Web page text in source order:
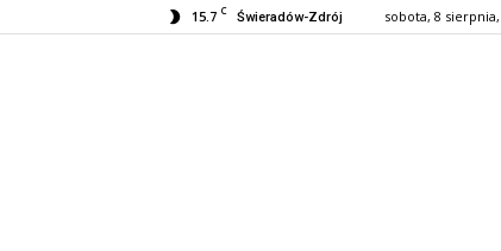
15.7 C Świeradów-Zdrój sobota, 8 sierpnia,